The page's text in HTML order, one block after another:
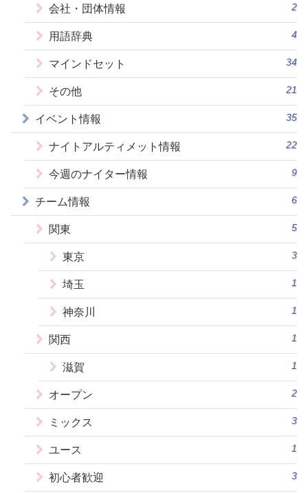
会社・団体情報 2
用語辞典 4
マインドセット 34
その他 21
イベント情報 35
ナイトアルティメット情報 22
今週のナイター情報 9
チーム情報 6
関東 5
東京 3
埼玉 1
神奈川 1
関西 1
滋賀 1
オープン 2
ミックス 3
ユース 1
初心者歓迎 3